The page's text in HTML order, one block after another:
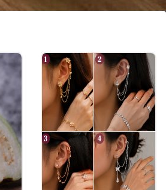
ফ্যাট ও ফাইবারের দারুণ উৎস।
শোষণ করতে এবং কোষ্ঠকাঠিন্য
করতে সাহায্য করে।